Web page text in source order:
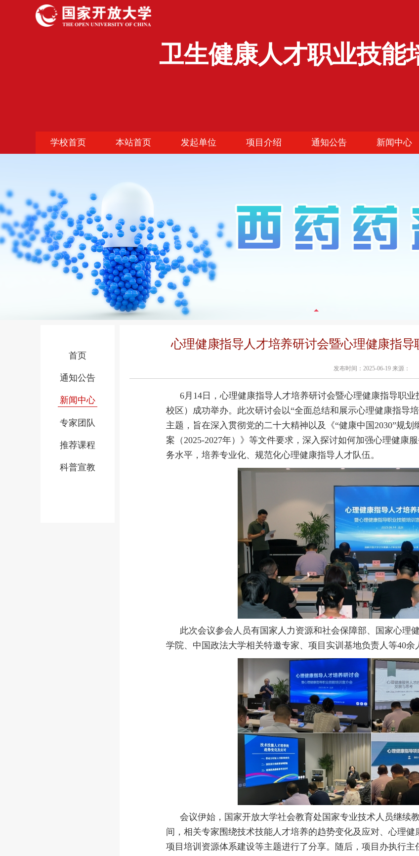
卫生健康人才职业技能
学校首页 本站首页 发起单位 项目介绍 通知公告 新闻中心
首页
通知公告
新闻中心
专家团队
推荐课程
科普宣教
心理健康指导人才培养研讨会暨心理健康指
发布时间：2025-06-19 来源：
6月14日，心理健康指导人才培养研讨会暨心理健康指导职
校区）成功举办。此次研讨会以“全面总结和展示心理健康指导
主题，旨在深入贯彻党的二十大精神以及《“健康中国2030”规
案（2025-2027年）》等文件要求，深入探讨如何加强心理健康
务水平，培养专业化、规范化心理健康指导人才队伍。
此次会议参会人员有国家人力资源和社会保障部、国家心理
学院、中国政法大学相关特邀专家、项目实训基地负责人等40余
会议伊始，国家开放大学社会教育处国家专业技术人员继续
间，相关专家围绕技术技能人才培养的趋势变化及应对、心理
项目培训资源体系建设等主题进行了分享。随后，项目办执行